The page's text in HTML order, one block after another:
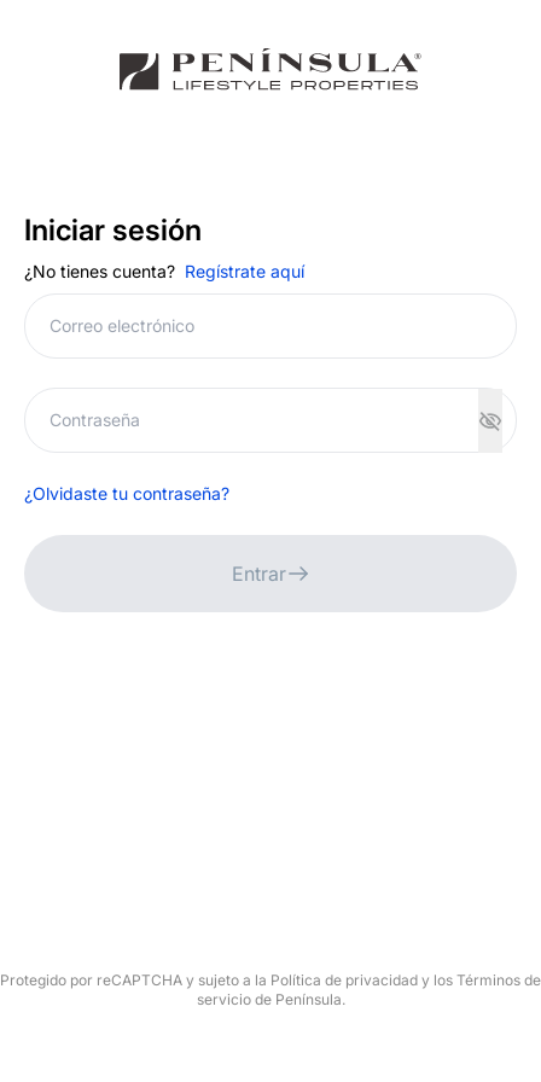
Iniciar sesión
¿No tienes cuenta? Regístrate aquí
¿Olvidaste tu contraseña?
Entrar
Protegido por reCAPTCHA y sujeto a la Política de privacidad y los Términos de
servicio de Península.